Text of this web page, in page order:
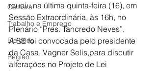
Câmara
Trabalho e Emprego
Eleições
Região
reuniu na última quinta-feira (16), em
Sessão Extraordinária, às 16h, no
Plenário “Pres. Tancredo Neves”.
A SE foi convocada pelo presidente
da Casa, Vagner Selis,para discutir
alterações no Projeto de Lei